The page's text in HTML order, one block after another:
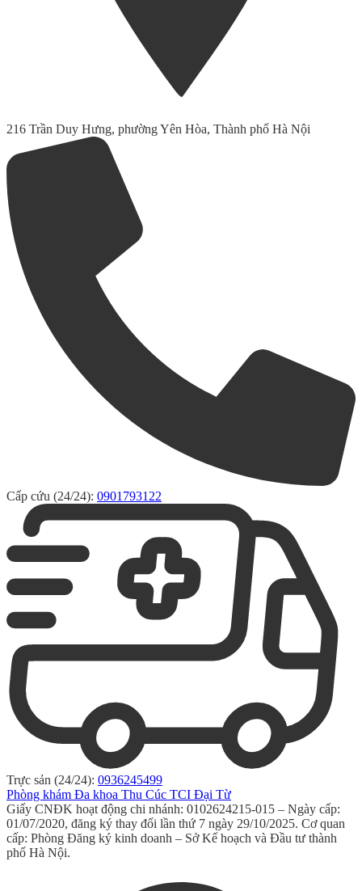
216 Trần Duy Hưng, phường Yên Hòa, Thành phố Hà Nội
Cấp cứu (24/24): 0901793122
Trực sản (24/24): 0936245499
Phòng khám Đa khoa Thu Cúc TCI Đại Từ
Giấy CNĐK hoạt động chi nhánh: 0102624215-015 – Ngày cấp:
01/07/2020, đăng ký thay đổi lần thứ 7 ngày 29/10/2025. Cơ quan
cấp: Phòng Đăng ký kinh doanh – Sở Kế hoạch và Đầu tư thành
phố Hà Nội.